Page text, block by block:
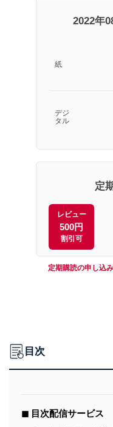
2022年
紙
デジ
タル
定
レビュー
500円
割引可
定期購読の申し込
目次
◼︎ 目次配信サービス